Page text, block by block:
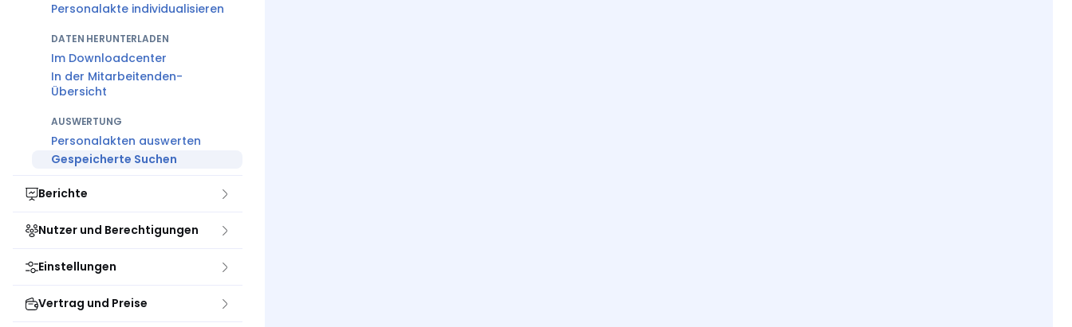
Personalakte individualisieren
DATEN HERUNTERLADEN
Im Downloadcenter
In der Mitarbeitenden-
Übersicht
AUSWERTUNG
Personalakten auswerten
Gespeicherte Suchen
Berichte
Nutzer und Berechtigungen
Einstellungen
Vertrag und Preise